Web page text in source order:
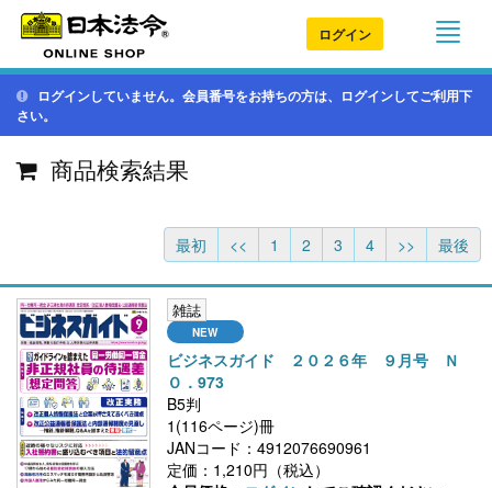
ログイン
ログインしていません。会員番号をお持ちの方は、ログインしてご利用下
さい。
商品検索結果
最初 << 1 2 3 4 >> 最後
雑誌
ビジネスガイド ２０２６年 ９月号 Ｎ
Ｏ．973
B5判
1(116ページ)冊
JANコード：4912076690961
定価：1,210円（税込）